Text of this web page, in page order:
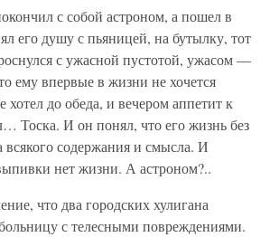
с собой астроном, а пошел в
его душу с пьяницей, на бутылку, тот
с ужасной пустотой, ужасом —
ему впервые в жизни не хочется
хотел до обеда, и вечером аппетит к
Тоска. И он понял, что его жизнь без
содержания и смысла. И
нет жизни. А астроном?..
что два городских хулигана
с телесными повреждениями.